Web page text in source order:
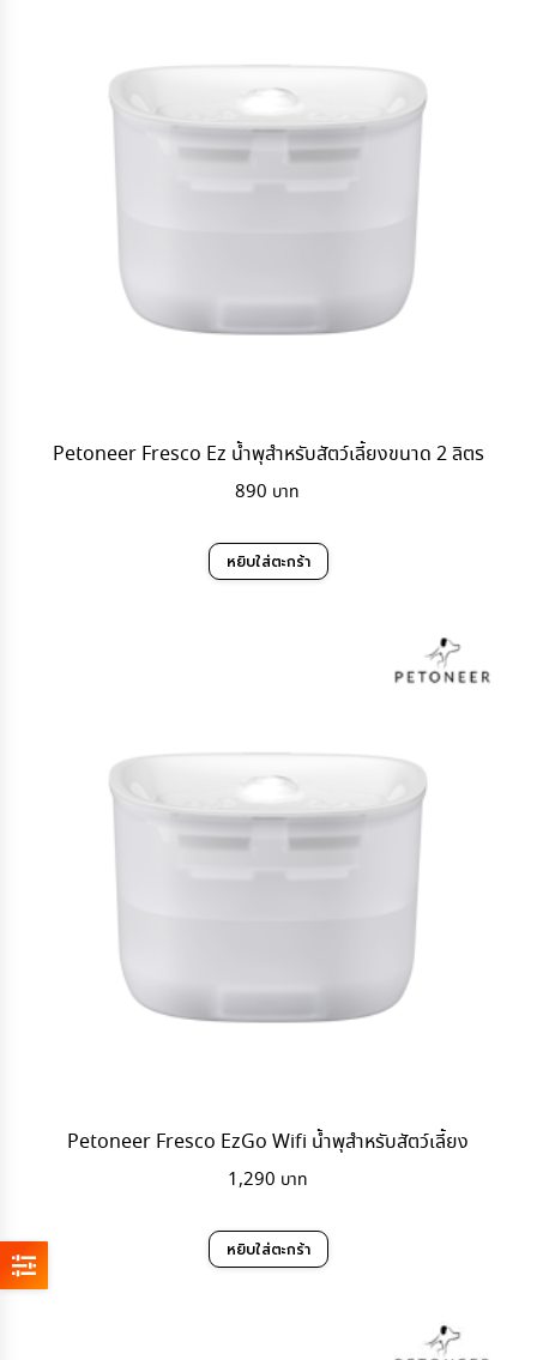
Petoneer Fresco Ez น้ำพุสำหรับสัตว์เลี้ยงขนาด 2 ลิตร
890
หยิบใส่ตะกร้า
Petoneer Fresco EzGo Wifi น้ำพุสำหรับสัตว์เลี้ยง
1,290
หยิบใส่ตะกร้า